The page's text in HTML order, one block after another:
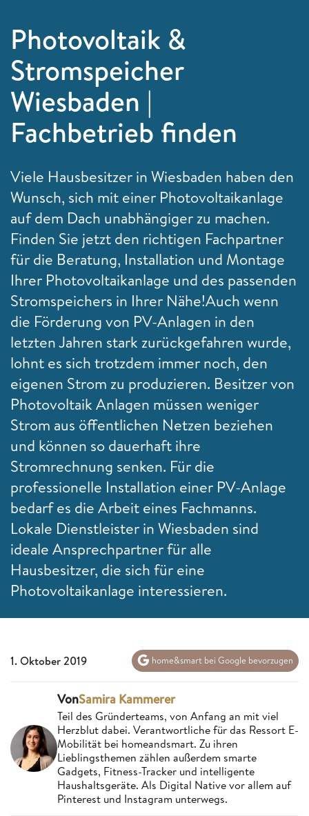
Photovoltaik &
Stromspeicher
Wiesbaden |
Fachbetrieb finden
Viele Hausbesitzer in Wiesbaden haben den
Wunsch, sich mit einer Photovoltaikanlage
auf dem Dach unabhängiger zu machen.
Finden Sie jetzt den richtigen Fachpartner
für die Beratung, Installation und Montage
Ihrer Photovoltaikanlage und des passenden
Stromspeichers in Ihrer Nähe!Auch wenn
die Förderung von PV-Anlagen in den
letzten Jahren stark zurückgefahren wurde,
lohnt es sich trotzdem immer noch, den
eigenen Strom zu produzieren. Besitzer von
Photovoltaik Anlagen müssen weniger
Strom aus öffentlichen Netzen beziehen
und können so dauerhaft ihre
Stromrechnung senken. Für die
professionelle Installation einer PV-Anlage
bedarf es die Arbeit eines Fachmanns.
Lokale Dienstleister in Wiesbaden sind
ideale Ansprechpartner für alle
Hausbesitzer, die sich für eine
Photovoltaikanlage interessieren.
1. Oktober 2019 home&smart bei Google bevorzugen
VonSamira Kammerer
Teil des Gründerteams, von Anfang an mit viel
Herzblut dabei. Verantwortliche für das Ressort E-
Mobilität bei homeandsmart. Zu ihren
Lieblingsthemen zählen außerdem smarte
Gadgets, Fitness-Tracker und intelligente
Haushaltsgeräte. Als Digital Native vor allem auf
Pinterest und Instagram unterwegs.